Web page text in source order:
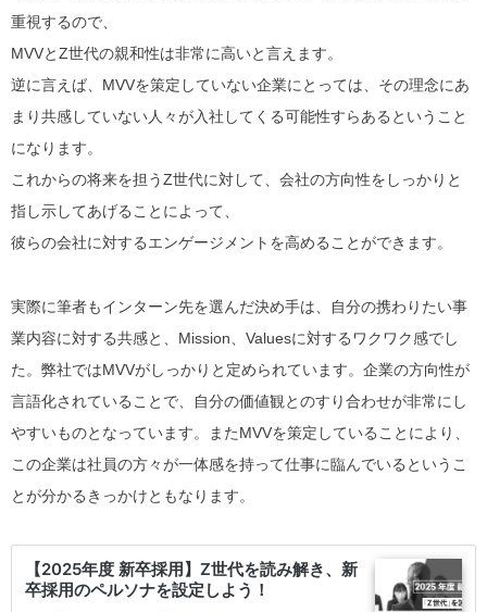
重視するので、
MVVとZ世代の親和性は非常に高いと言えます。
逆に言えば、MVVを策定していない企業にとっては、その理念にあ
まり共感していない人々が入社してくる可能性すらある ということ
になります。
これからの将来を担うZ世代に対して、会社の方向性をしっかりと
指し示してあげることによって、
彼らの会社に対するエンゲージメントを高める ことができます。
実際に筆者もインターン先を選んだ決め手は、
自分の携わりたい事
業内容に対する共感と、 Mission、Valuesに対するワクワク感でし
た。弊社ではMVVがしっかりと定められています。企業の方向性が
言語化されていることで、自分の価値観とのすり合わせが非常にし
やすいものとなっています。またMVVを策定していることにより、
この企業は社員の方々が一体感を持って仕事に臨んでいるというこ
とが分かるきっかけともなります。